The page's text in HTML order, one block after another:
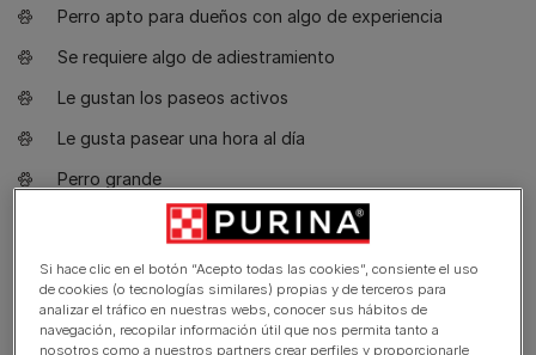
Perro apto para dueños con algo de experiencia
Se requiere algo de adiestramiento
Le gustan los paseos activos
Le gusta pasear una hora al día
Perro grande
Requiere aseo una vez por semana
Raza no hipoalergénica
Perro tranquilo
Si hace clic en el botón “Acepto todas las cookies”, consiente el uso
de cookies (o tecnologías similares) propias y de terceros para
analizar el tráfico en nuestras webs, conocer sus hábitos de
navegación, recopilar información útil que nos permita tanto a
nosotros como a nuestros partners crear perfiles y proporcionarle